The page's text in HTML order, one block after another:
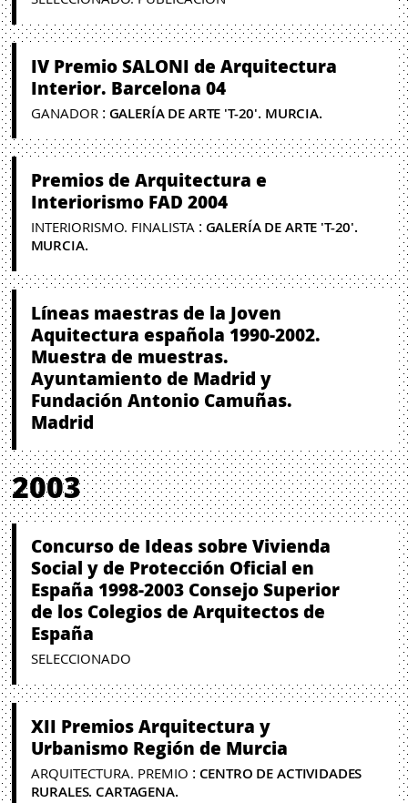
IV Premio SALONI de Arquitectura
Interior. Barcelona 04
GANADOR: GALERÍA DE ARTE 'T-20'. MURCIA.
Premios de Arquitectura e
Interiorismo FAD 2004
INTERIORISMO. FINALISTA: GALERÍA DE ARTE 'T-20'.
MURCIA.
Líneas maestras de la Joven
Aquitectura española 1990-2002.
Muestra de muestras.
Ayuntamiento de Madrid y
Fundación Antonio Camuñas.
Madrid
2003
Concurso de Ideas sobre Vivienda
Social y de Protección Oficial en
España 1998-2003 Consejo Superior
de los Colegios de Arquitectos de
España
SELECCIONADO
XII Premios Arquitectura y
Urbanismo Región de Murcia
ARQUITECTURA. PREMIO : CENTRO DE ACTIVIDADES
RURALES. CARTAGENA.